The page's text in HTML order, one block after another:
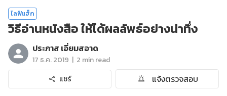
ไลฟ์แฮ็ก
วิธีอ่านหนังสือ ให้ได้ผลลัพธ์อย่างน่าทึ่ง
ประภาส เอี่ยมสอาด
17 ธ.ค. 2019 | 2 min read
แชร์
แจ้งตรวจสอบ